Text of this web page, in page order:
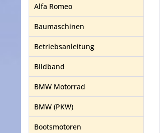
Alfa Romeo
Baumaschinen
Betriebsanleitung
Bildband
BMW Motorrad
BMW (PKW)
Bootsmotoren